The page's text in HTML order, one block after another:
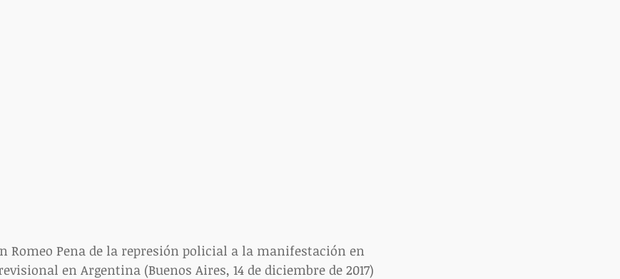
Romeo Pena de la represión policial a la manifestación en
en Argentina (Buenos Aires, 14 de diciembre de 2017)